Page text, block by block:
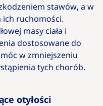
stawów, a w
ich ruchomości.
masy ciała i
dostosowane do
w zmniejszeniu
tych chorób.
otyłości